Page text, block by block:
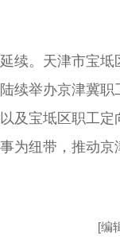
续。天津市宝坻
续举办京津冀职
及宝坻区职工定
为纽带，推动京
[编